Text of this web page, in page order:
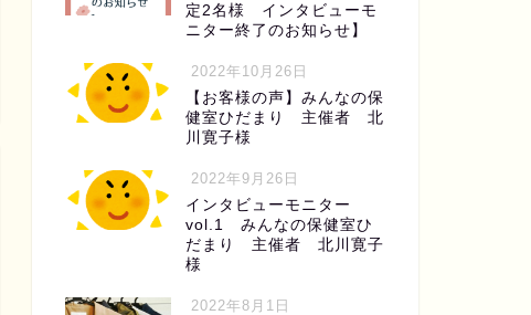
定2名様 インタビューモ
ニター終了のお知らせ】
2022年10月26日
【お客様の声】みんなの保
健室ひだまり 主催者 北
川寛子様
2022年9月26日
インタビューモニター
vol.1 みんなの保健室ひ
だまり 主催者 北川寛子
様
2022年8月1日